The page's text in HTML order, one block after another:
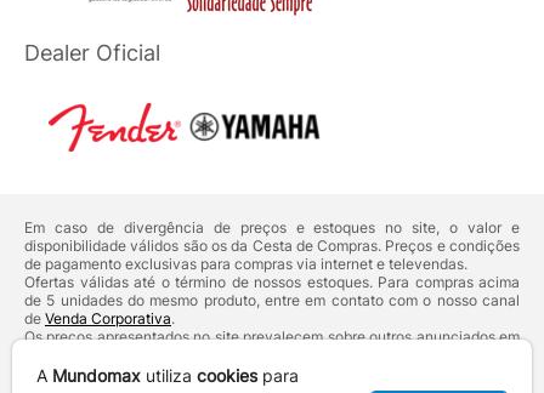
Dealer Oficial
Em caso de divergência de preços e estoques no site, o valor e
disponibilidade válidos são os da Cesta de Compras. Preços e condições
de pagamento exclusivas para compras via internet e televendas.
Ofertas válidas até o término de nossos estoques. Para compras acima
de 5 unidades do mesmo produto, entre em contato com o nosso canal
de Venda Corporativa.
Os preços apresentados no site prevalecem sobre outros anunciados em
Defesa do Consumidor:Lei nº 8.078.
A Mundomax utiliza cookiespara